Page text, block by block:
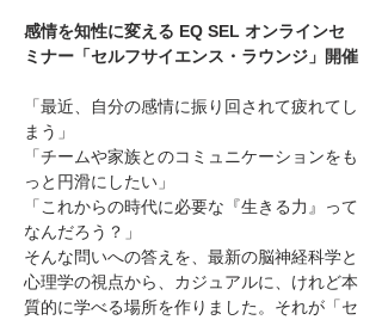
感情を知性に変える EQ SEL オンラインセ
ミナー「セルフサイエンス・ラウンジ」開催
「最近、自分の感情に振り回されて疲れてし
まう」
「チームや家族とのコミュニケーションをも
っと円滑にしたい」
「これからの時代に必要な『生きる力』って
なんだろう？」
そんな問いへの答えを、最新の脳神経科学と
心理学の視点から、カジュアルに、けれど本
質的に学べる場所を作りました。それが「セ